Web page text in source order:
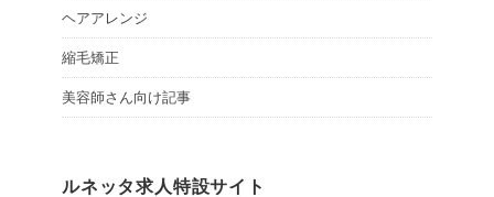
ヘアアレンジ
縮毛矯正
美容師さん向け記事
ルネッタ求人特設サイト